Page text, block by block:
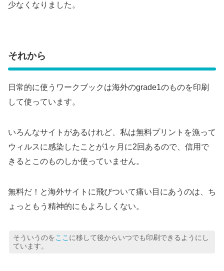
少なくなりました。
それから
日常的に使うワークブックは海外のgrade1のものを印刷
して使っています。
いろんなサイトがあるけれど、私は無料プリントを漁って
ウィルスに感染したことが1ヶ月に2回あるので、信用で
きるとこのものしか使っていません。
無料だ！と海外サイトに飛びついて痛い目にあうのは、ち
ょっともう精神的にもよろしくない。
そういうのをここ に移して後からいつでも印刷できるようにし
ています。